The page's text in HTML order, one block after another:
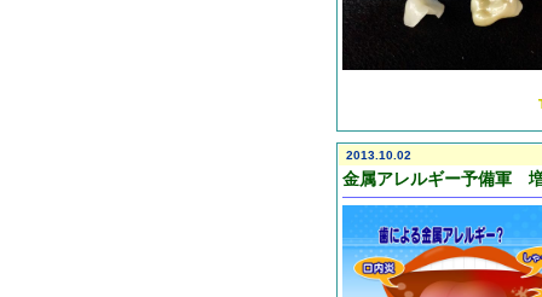
2013.10.02
金属アレルギー予備軍